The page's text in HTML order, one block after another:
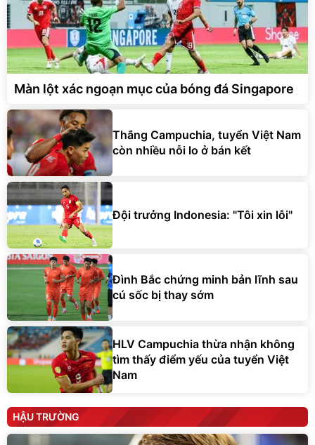
Màn lột xác ngoạn mục của bóng đá Singapore
Thắng Campuchia, tuyển Việt Nam
còn nhiều nỗi lo ở bán kết
Đội trưởng Indonesia: "Tôi xin lỗi"
Đình Bắc chứng minh bản lĩnh sau
cú sốc bị thay sớm
HLV Campuchia thừa nhận không
tìm thấy điểm yếu của tuyển Việt
Nam
HẬU TRƯỜNG